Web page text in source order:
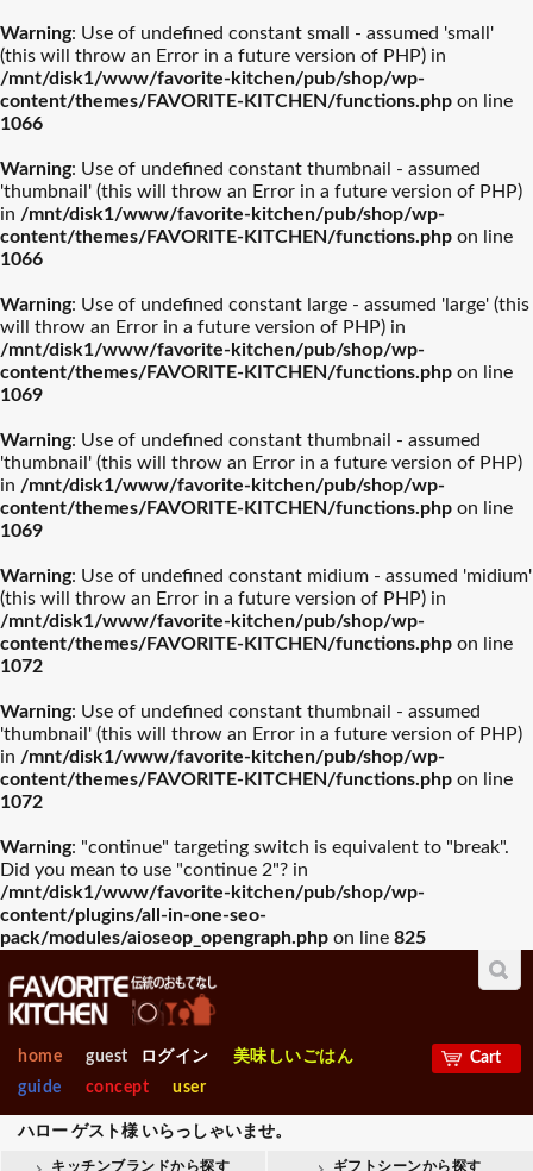
Warning: Use of undefined constant small - assumed 'small'
(this will throw an Error in a future version of PHP) in
/mnt/disk1/www/favorite-kitchen/pub/shop/wp-
content/themes/FAVORITE-KITCHEN/functions.php on line
1066
Warning: Use of undefined constant thumbnail - assumed
'thumbnail' (this will throw an Error in a future version of PHP)
in /mnt/disk1/www/favorite-kitchen/pub/shop/wp-
content/themes/FAVORITE-KITCHEN/functions.php on line
1066
Warning: Use of undefined constant large - assumed 'large' (this
will throw an Error in a future version of PHP) in
/mnt/disk1/www/favorite-kitchen/pub/shop/wp-
content/themes/FAVORITE-KITCHEN/functions.php on line
1069
Warning: Use of undefined constant thumbnail - assumed
'thumbnail' (this will throw an Error in a future version of PHP)
in /mnt/disk1/www/favorite-kitchen/pub/shop/wp-
content/themes/FAVORITE-KITCHEN/functions.php on line
1069
Warning: Use of undefined constant midium - assumed 'midium'
(this will throw an Error in a future version of PHP) in
/mnt/disk1/www/favorite-kitchen/pub/shop/wp-
content/themes/FAVORITE-KITCHEN/functions.php on line
1072
Warning: Use of undefined constant thumbnail - assumed
'thumbnail' (this will throw an Error in a future version of PHP)
in /mnt/disk1/www/favorite-kitchen/pub/shop/wp-
content/themes/FAVORITE-KITCHEN/functions.php on line
1072
Warning: "continue" targeting switch is equivalent to "break".
Did you mean to use "continue 2"? in
/mnt/disk1/www/favorite-kitchen/pub/shop/wp-
content/plugins/all-in-one-seo-
pack/modules/aioseop_opengraph.php on line 825
home guest ログイン
美味しいごはん
guide
concept user
ハロー ゲスト様いらっしゃいませ。
Cart
キッチンブランドから探す ギフトシーンから探す